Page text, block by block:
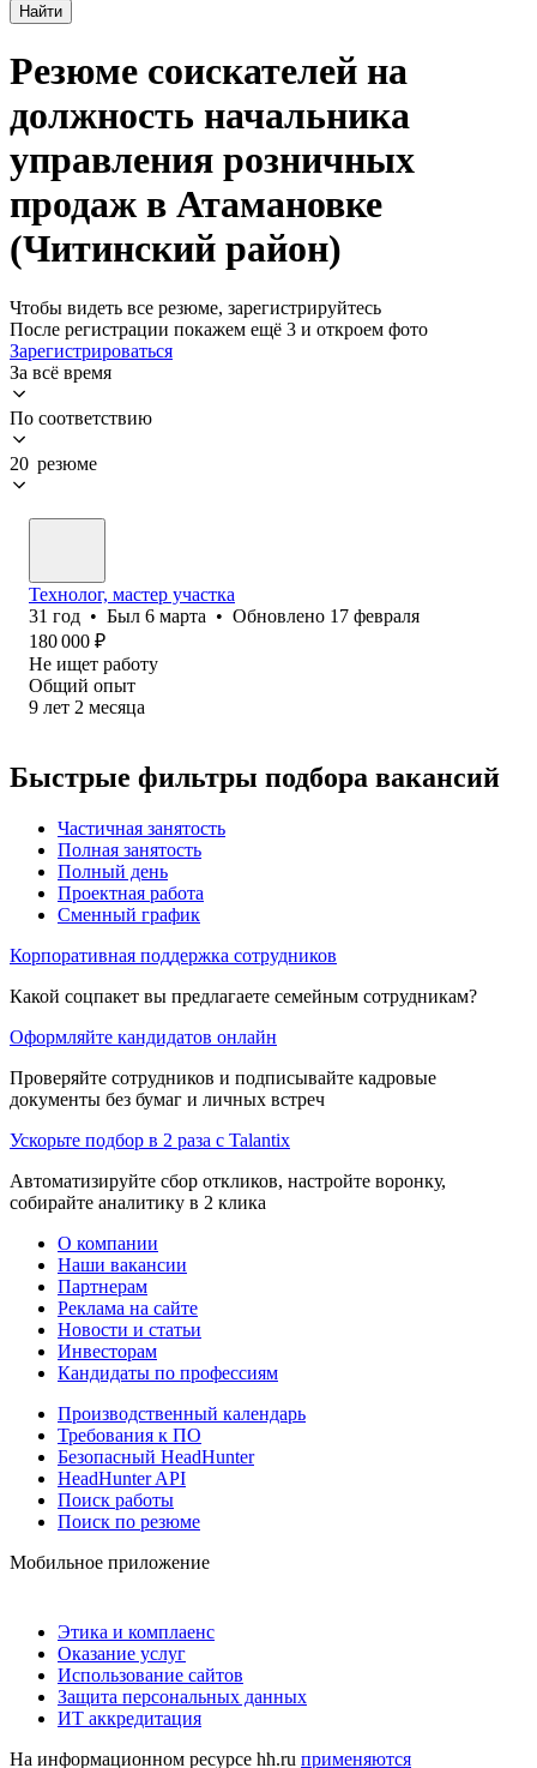
Найти
Резюме соискателей на
должность начальника
управления розничных
продаж в Атамановке
(Читинский район)
Чтобы видеть все резюме, зарегистрируйтесь
После регистрации покажем ещё 3 и откроем фото
Зарегистрироваться
За всё время
По соответствию
20 резюме
Технолог, мастер участка
31 год • Был 6 марта • Обновлено 17 февраля
180 000 ₽
Не ищет работу
Общий опыт
9 лет 2 месяца
Быстрые фильтры подбора вакансий
Частичная занятость
Полная занятость
Полный день
Проектная работа
Сменный график
Корпоративная поддержка сотрудников
Какой соцпакет вы предлагаете семейным сотрудникам?
Оформляйте кандидатов онлайн
Проверяйте сотрудников и подписывайте кадровые
документы без бумаг и личных встреч
Ускорьте подбор в 2 раза с Talantix
Автоматизируйте сбор откликов, настройте воронку,
собирайте аналитику в 2 клика
О компании
Наши вакансии
Партнерам
Реклама на сайте
Новости и статьи
Инвесторам
Кандидаты по профессиям
Производственный календарь
Требования к ПО
Безопасный HeadHunter
HeadHunter API
Поиск работы
Поиск по резюме
Мобильное приложение
Этика и комплаенс
Оказание услуг
Использование сайтов
Защита персональных данных
ИТ аккредитация
На информационном ресурсе hh.ru применяются